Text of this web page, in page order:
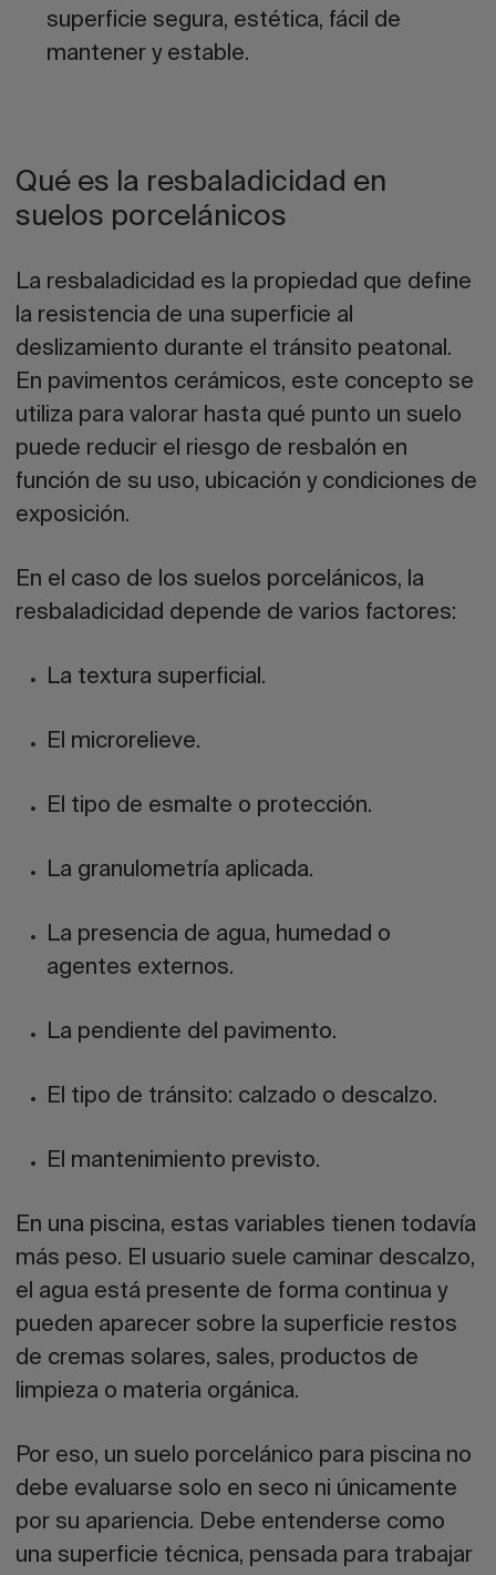
superficie segura, estética, fácil de
mantener y estable.
Qué es la resbaladicidad en
suelos porcelánicos
La resbaladicidad es la propiedad que define
la resistencia de una superficie al
deslizamiento durante el tránsito peatonal.
En pavimentos cerámicos, este concepto se
utiliza para valorar hasta qué punto un suelo
puede reducir el riesgo de resbalón en
función de su uso, ubicación y condiciones de
exposición.
En el caso de los suelos porcelánicos, la
resbaladicidad depende de varios factores:
La textura superficial.
El microrelieve.
El tipo de esmalte o protección.
La granulometría aplicada.
La presencia de agua, humedad o
agentes externos.
La pendiente del pavimento.
El tipo de tránsito: calzado o descalzo.
El mantenimiento previsto.
En una piscina, estas variables tienen todavía
más peso. El usuario suele caminar descalzo,
el agua está presente de forma continua y
pueden aparecer sobre la superficie restos
de cremas solares, sales, productos de
limpieza o materia orgánica.
Por eso, un suelo porcelánico para piscina no
debe evaluarse solo en seco ni únicamente
por su apariencia. Debe entenderse como
una superficie técnica, pensada para trabajar